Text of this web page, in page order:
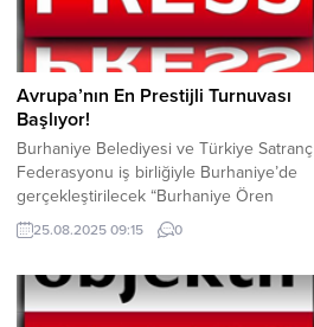
Avrupa’nın En Prestijli Turnuvası
Başlıyor!
Burhaniye Belediyesi ve Türkiye Satranç
Federasyonu iş birliğiyle Burhaniye’de
gerçekleştirilecek “Burhaniye Ören
Open Uluslararası Satranç Turnuvası”
bugün başlıyor. “Burhaniye Ören Open
Ağustos 2025 tarihleri arasında Ahmet
Akın Kültür Merkezi’nde
25.08.2025 09:15 0